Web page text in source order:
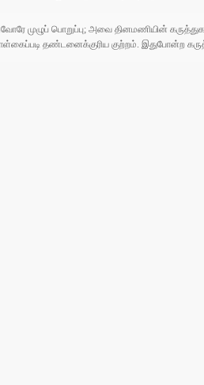
முழுப் பொறுப்பு; அவை தினமணியின்
தண்டனைக்குரிய குற்றம். இதுபோன்ற